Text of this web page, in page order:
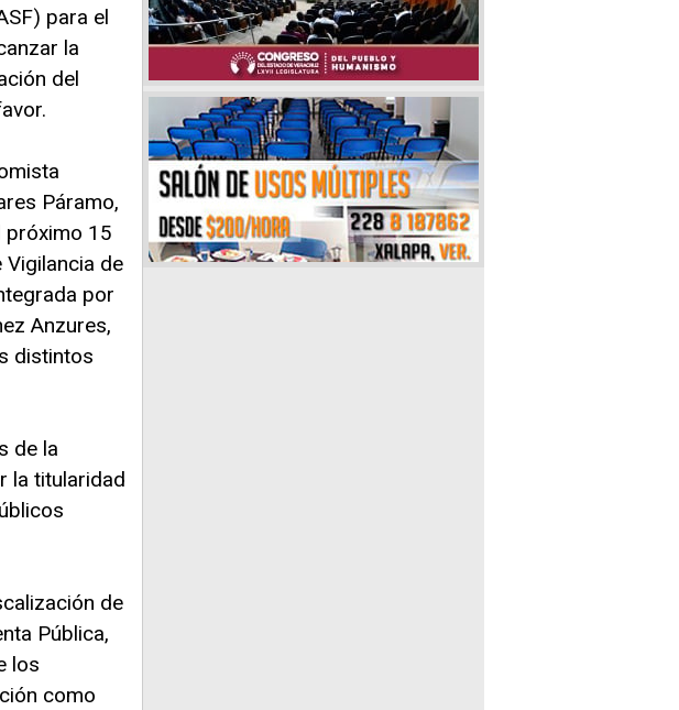
para el
la
del
Páramo,
próximo 15
de
por
Anzures,
distintos
de la
la titularidad
de
Pública,
los
como